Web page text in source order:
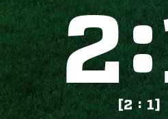
:
[2 : 1]